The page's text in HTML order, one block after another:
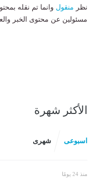
نظر منقول وانما تم نقله
مسئولين عن محتوى الخبر
الأكثر شهرة
اسبوعى شهرى
منذ 24 يومًا